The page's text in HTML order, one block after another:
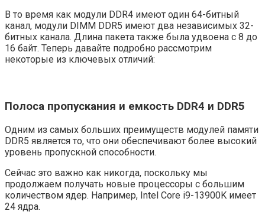
В то время как модули DDR4 имеют один 64-битный
канал, модули DIMM DDR5 имеют два независимых 32-
битных канала. Длина пакета также была удвоена с 8 до
16 байт. Теперь давайте подробно рассмотрим
некоторые из ключевых отличий:
Полоса пропускания и емкость DDR4 и DDR5
Одним из самых больших преимуществ модулей памяти
DDR5 является то, что они обеспечивают более высокий
уровень пропускной способности.
Сейчас это важно как никогда, поскольку мы
продолжаем получать новые процессоры с большим
количеством ядер. Например, Intel Core i9-13900K имеет
24 ядра.